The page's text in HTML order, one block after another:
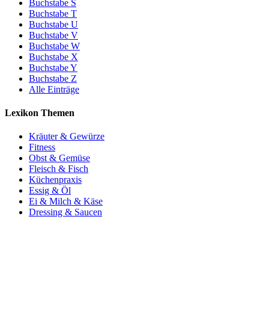
Buchstabe S
Buchstabe T
Buchstabe U
Buchstabe V
Buchstabe W
Buchstabe X
Buchstabe Y
Buchstabe Z
Alle Einträge
Lexikon Themen
Kräuter & Gewürze
Fitness
Obst & Gemüse
Fleisch & Fisch
Küchenpraxis
Essig & Öl
Ei & Milch & Käse
Dressing & Saucen